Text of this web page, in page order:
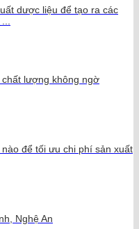
dược liệu để tạo ra các
lượng không ngờ
để tối ưu chi phí sản xuất
Nghệ An